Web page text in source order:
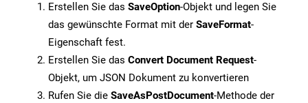
Erstellen Sie das SaveOption-Objekt und legen Sie
das gewünschte Format mit der SaveFormat-
Eigenschaft fest.
Erstellen Sie das Convert Document Request-
Objekt, um JSON Dokument zu konvertieren
Rufen Sie die SaveAsPostDocument-Methode der